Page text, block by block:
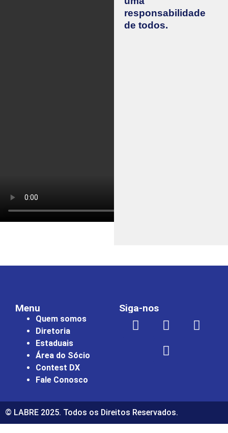
responsabilidade
de todos.
Menu
Quem somos
Diretoria
Estaduais
Área do Sócio
Contest DX
Fale Conosco
Siga-nos
© LABRE 2025. Todos os Direitos Reservados.